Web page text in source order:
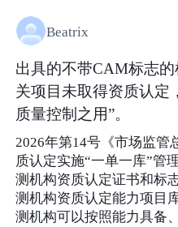
Beatrix
出具的不带CAM标志
关项目未取得资质认定
质量控制之用”。
2026年第14号《市场监管
质认定实施“一单一库”管
测机构资质认定证书和标
测机构资质认定能力项目
测机构可以按照能力具备